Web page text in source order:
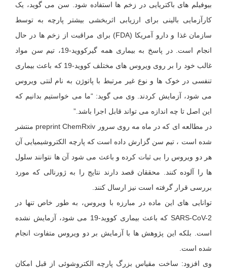
بیوفیلم های باكتریایی در زخم ها استفاده شود. سن می گوید، یک
کارآزمایی بالینی برای ارزیابی اثربخشی بیشتر پارچه به توسط
سازمان غذا و دارو آمریکا (FDA) برای مراقبت از زخم ها در حال
انجام است. در پاسخ به بیماری همه گیرکووید-19، تیم سن مواد
غالب خود را بر روی ویروس های مختلف کووید-19 که باعث بیماری
تنفسی در خوک ها و نوع غیر مرتبط با پاتوژن به نام لنتی ویروس
می شود، آزمایش کردند. وی می گوید: “ما می خواستیم بدانیم كه
این اصل تا چه اندازه می تواند قابل اجرا باشد.”
در مطالعه ای که در ماه مه روی سرور preprint ChemRxiv منتشر
شده است ، تیم سن گزارش داده است که پارچه الکتروشیمیایی آن
هر دو ویروس را بی ثبات کرده و باعث می شود آن ها نتوانند سلول
ها را آلوده کنند. محققان قصد دارند نتایج را به ژورنالی که مورد
بررسی قرار گرفته است نیز ارسال کنند.
توانایی های این ماده در مبارزه با ویروس، به طور خاص تنها در
SARS-CoV-2 که باعث بیماری کووید-19 می شود، آزمایش نشده
است. بلکه این پژوهش ها با آزمایش بر دو ویروس متفاوت انجام
شده است.
وی افزود: ساخت مقیاس بزرگ پارچه الکتروشوئی از قبل امکان